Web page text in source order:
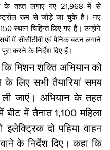
के तहत लगाए गए 21,968 में से
रूम से जोड़े जा चुके हैं। नए
स्थान चिहिन्त किए गए हैं। उन्होंने
में सीसीटीवी एवं पैनिक बटन लगाने
करने के निर्देश दिए हैं।
कि मिशन शक्ति अभियान को
लिए सभी तैयारियां समय
जाएं। अभियान के तहत
में तैनात 1,100 महिला
इलेक्ट्रिक दो पहिया वाहन
के निर्देश दिए। कहा कि